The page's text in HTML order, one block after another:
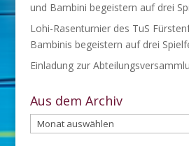
und Bambini begeistern auf drei
Lohi-Rasenturnier des TuS
Bambinis begeistern auf drei
Einladung zur
Aus dem Archiv
Aus
dem